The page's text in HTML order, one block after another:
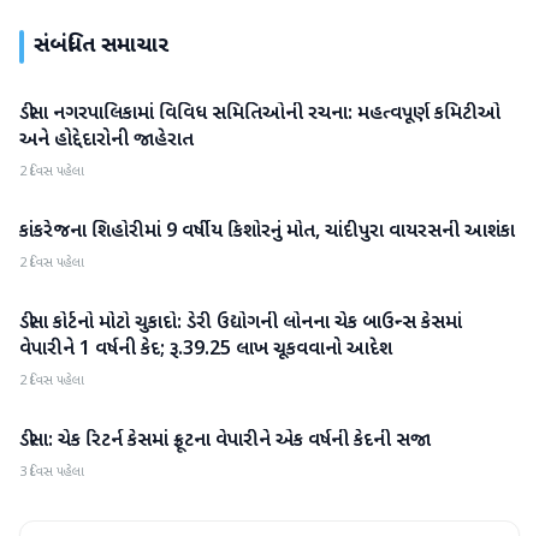
સંબંધિત સમાચાર
બનાસકાંઠા
ડીસા નગરપાલિકામાં વિવિધ સમિતિઓની રચના: મહત્વપૂર્ણ કમિટીઓ
અને હોદ્દેદારોની જાહેરાત
2 દિવસ પહેલા
બનાસકાંઠા કાંકરેજના શિહોરીમાં 9 વર્ષીય કિશોરનું મોત, ચાંદીપુરા વાયરસની આશંકા
2 દિવસ પહેલા
બનાસકાંઠા
ડીસા કોર્ટનો મોટો ચુકાદો: ડેરી ઉદ્યોગની લોનના ચેક બાઉન્સ કેસમાં
વેપારીને 1 વર્ષની કેદ; રૂ.39.25 લાખ ચૂકવવાનો આદેશ
2 દિવસ પહેલા
બનાસકાંઠા
ડીસા: ચેક રિટર્ન કેસમાં ફ્રૂટના વેપારીને એક વર્ષની કેદની સજા
3 દિવસ પહેલા